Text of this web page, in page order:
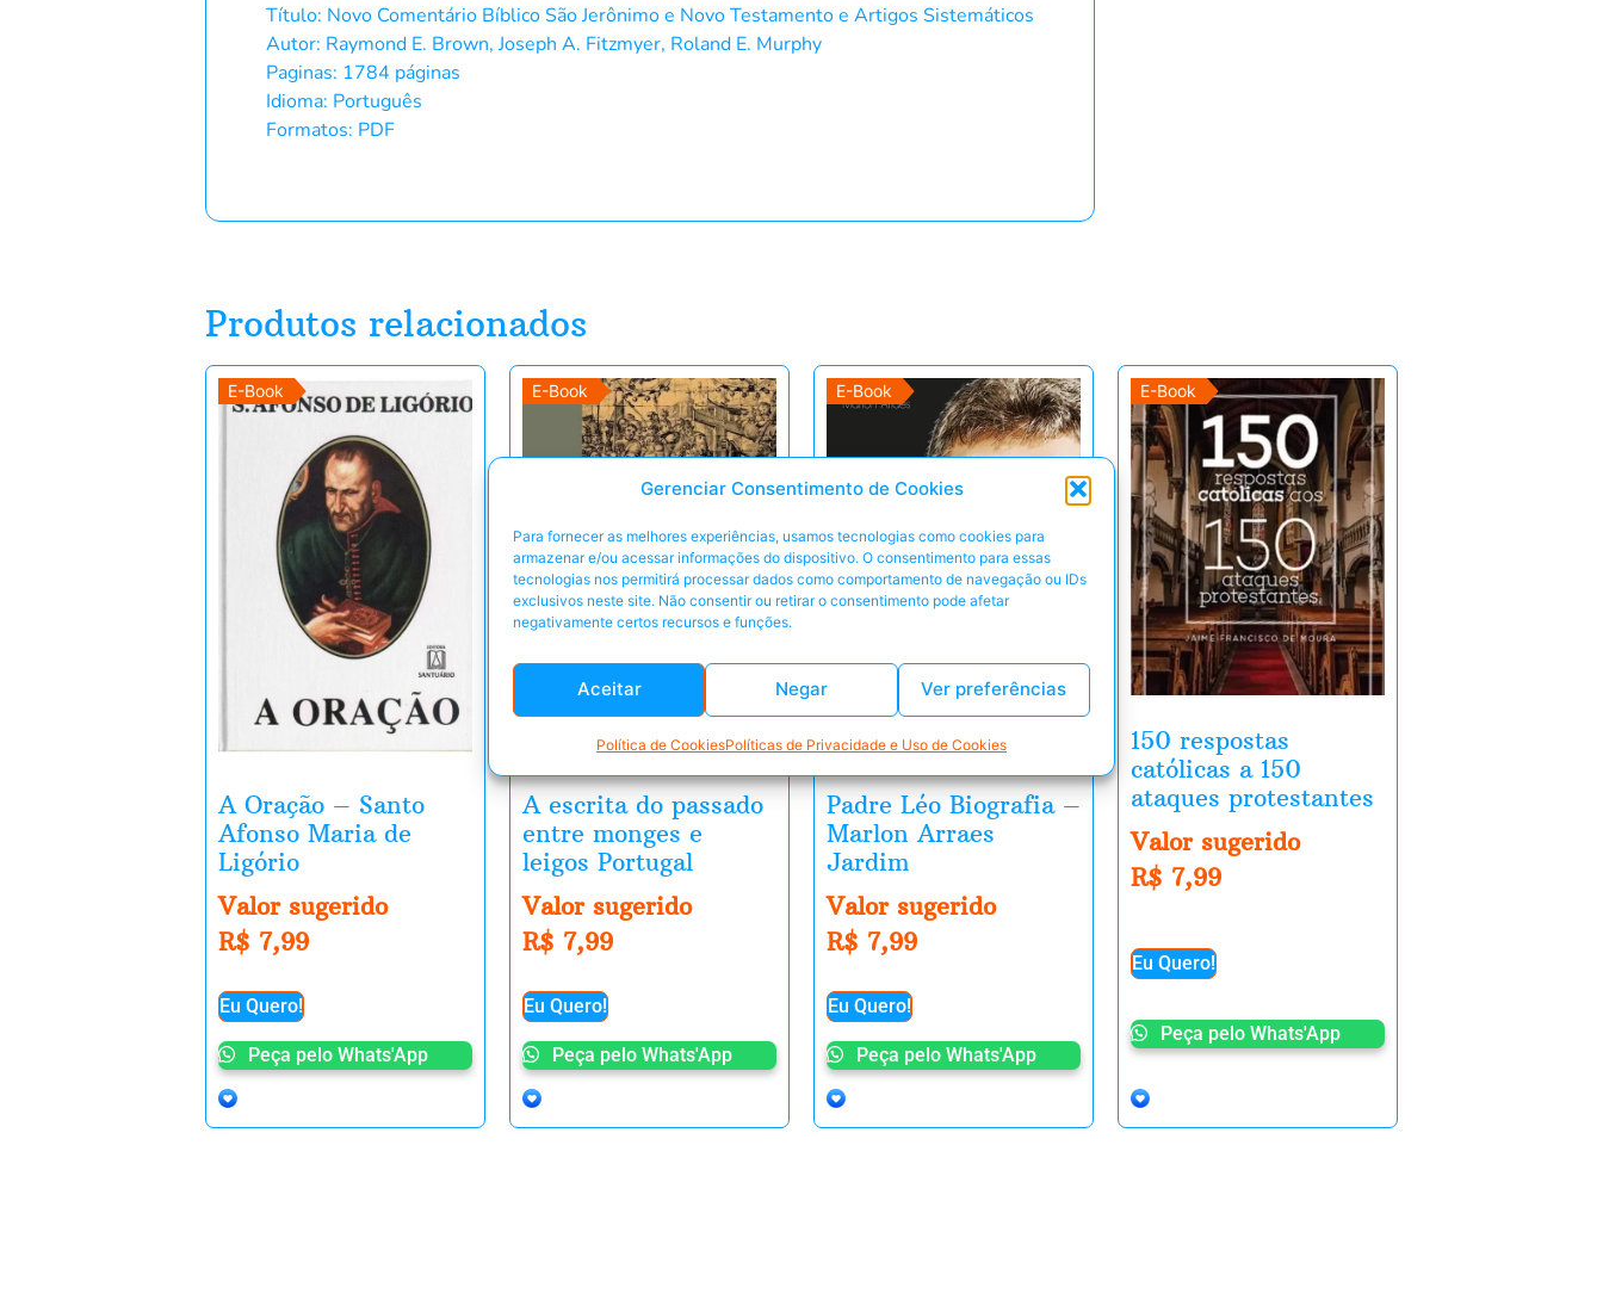
Gerenciar Consentimento de Cookies
Para fornecer as melhores experiências, usamos tecnologias como cookies para
armazenar e/ou acessar informações do dispositivo. O consentimento para essas
tecnologias nos permitirá processar dados como comportamento de navegação ou IDs
exclusivos neste site. Não consentir ou retirar o consentimento pode afetar
negativamente certos recursos e funções.
Aceitar Negar Ver preferências
Política de CookiesPolíticas de Privacidade e Uso de Cookies
Título: Novo Comentário Bíblico São Jerônimo e Novo Testamento e Artigos Sistemáticos
Autor: Raymond E. Brown, Joseph A. Fitzmyer, Roland E. Murphy
Paginas: 1784 páginas
Idioma: Português
Formatos: PDF
Produtos relacionados
E-Book
A Oração – Santo
Afonso Maria de
Ligório
Valor sugerido
R$ 7,99
Eu Quero!
Peça pelo Whats'App
E-Book
A escrita do passado
entre monges e
leigos Portugal
Valor sugerido
R$ 7,99
Eu Quero!
Peça pelo Whats'App
E-Book
Padre Léo Biografia –
Marlon Arraes
Jardim
Valor sugerido
R$ 7,99
Eu Quero!
Peça pelo Whats'App
E-Book
150 respostas
católicas a 150
ataques protestantes
Valor sugerido
R$ 7,99
Eu Quero!
Peça pelo Whats'App